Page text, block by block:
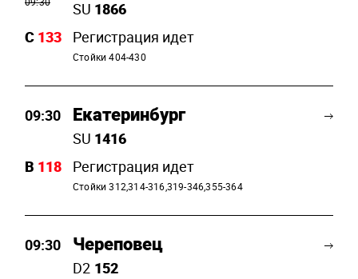
SU 1866
C 133 Регистрация идет
Стойки 404-430
09:30 Екатеринбург
SU 1416
B 118 Регистрация идет
Стойки 312,314-316,319-346,355-364
09:30 Череповец
D2 152